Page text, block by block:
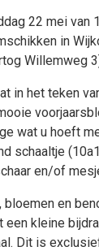
22 mei van
in
Willemweg
in het teken
wat u hoeft
schaaltje
en/of
bloemen en
een kleine
Dit is